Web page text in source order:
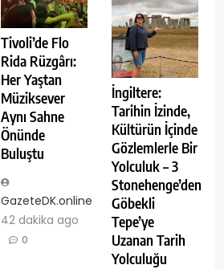
Tivoli’de Flo
Rida Rüzgârı:
Her Yaştan
Müziksever
Aynı Sahne
Önünde
Buluştu
GazeteDK.online
42 dakika ago
0
İngiltere:
Tarihin İzinde,
Kültürün İçinde
Gözlemlerle Bir
Yolculuk – 3
Stonehenge’den
Göbekli
Tepe’ye
Uzanan Tarih
Yolculuğu